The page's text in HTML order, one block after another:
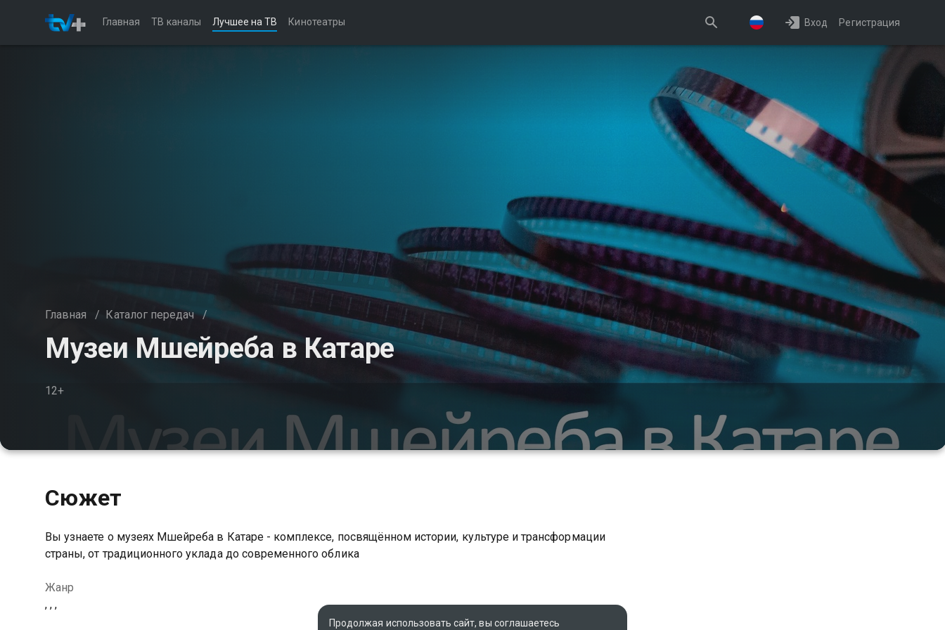
Главная ТВ каналы Лучшее на ТВ Кинотеатры Вход Регистрация
Главная / Каталог передач /
Музеи Мшейреба в Катаре
12+
Сюжет
Вы узнаете о музеях Мшейреба в Катаре - комплексе, посвящённом истории, культуре и трансформации
страны, от традиционного уклада до современного облика
Жанр
, , ,
Продолжая использовать сайт, вы соглашаетесь